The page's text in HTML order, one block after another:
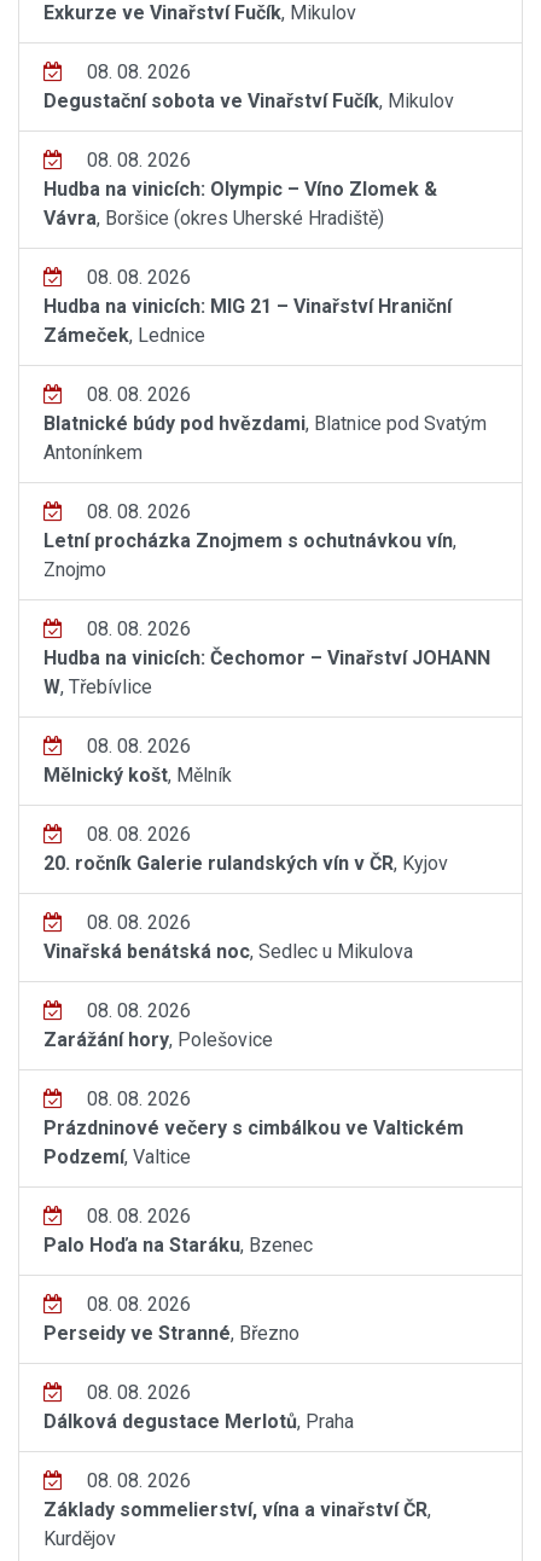
Exkurze ve Vinařství Fučík, Mikulov
08. 08. 2026
Degustační sobota ve Vinařství Fučík, Mikulov
08. 08. 2026
Hudba na vinicích: Olympic – Víno Zlomek &
Vávra, Boršice (okres Uherské Hradiště)
08. 08. 2026
Hudba na vinicích: MIG 21 – Vinařství Hraniční
Zámeček, Lednice
08. 08. 2026
Blatnické búdy pod hvězdami, Blatnice pod Svatým
Antonínkem
08. 08. 2026
Letní procházka Znojmem s ochutnávkou vín,
Znojmo
08. 08. 2026
Hudba na vinicích: Čechomor – Vinařství JOHANN
W, Třebívlice
08. 08. 2026
Mělnický košt, Mělník
08. 08. 2026
20. ročník Galerie rulandských vín v ČR, Kyjov
08. 08. 2026
Vinařská benátská noc, Sedlec u Mikulova
08. 08. 2026
Zarážání hory, Polešovice
08. 08. 2026
Prázdninové večery s cimbálkou ve Valtickém
Podzemí, Valtice
08. 08. 2026
Palo Hoďa na Staráku, Bzenec
08. 08. 2026
Perseidy ve Stranné, Březno
08. 08. 2026
Dálková degustace Merlotů, Praha
08. 08. 2026
Základy sommelierství, vína a vinařství ČR,
Kurdějov